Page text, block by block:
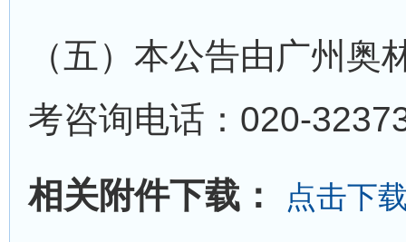
（五）本公告由广州
考咨询电话：020-
相关附件下载：
点击下